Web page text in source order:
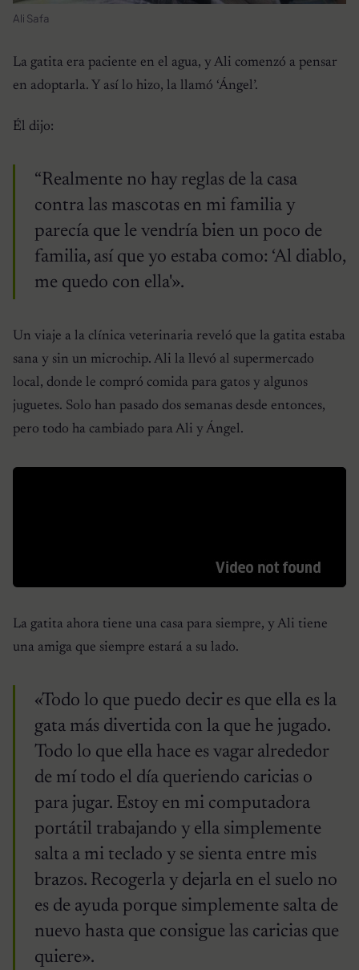
Ali Safa
La gatita era paciente en el agua, y Ali comenzó a pensar
en adoptarla. Y así lo hizo, la llamó ‘Ángel’.
Él dijo:
“Realmente no hay reglas de la casa
contra las mascotas en mi familia y
parecía que le vendría bien un poco de
familia, así que yo estaba como: ‘Al diablo,
me quedo con ella'».
Un viaje a la clínica veterinaria reveló que la gatita estaba
sana y sin un microchip. Ali la llevó al supermercado
local, donde le compró comida para gatos y algunos
juguetes. Solo han pasado dos semanas desde entonces,
pero todo ha cambiado para Ali y Ángel.
La gatita ahora tiene una casa para siempre, y Ali tiene
una amiga que siempre estará a su lado.
«Todo lo que puedo decir es que ella es la
gata más divertida con la que he jugado.
Todo lo que ella hace es vagar alrededor
de mí todo el día queriendo caricias o
para jugar. Estoy en mi computadora
portátil trabajando y ella simplemente
salta a mi teclado y se sienta entre mis
brazos. Recogerla y dejarla en el suelo no
es de ayuda porque simplemente salta de
nuevo hasta que consigue las caricias que
quiere».